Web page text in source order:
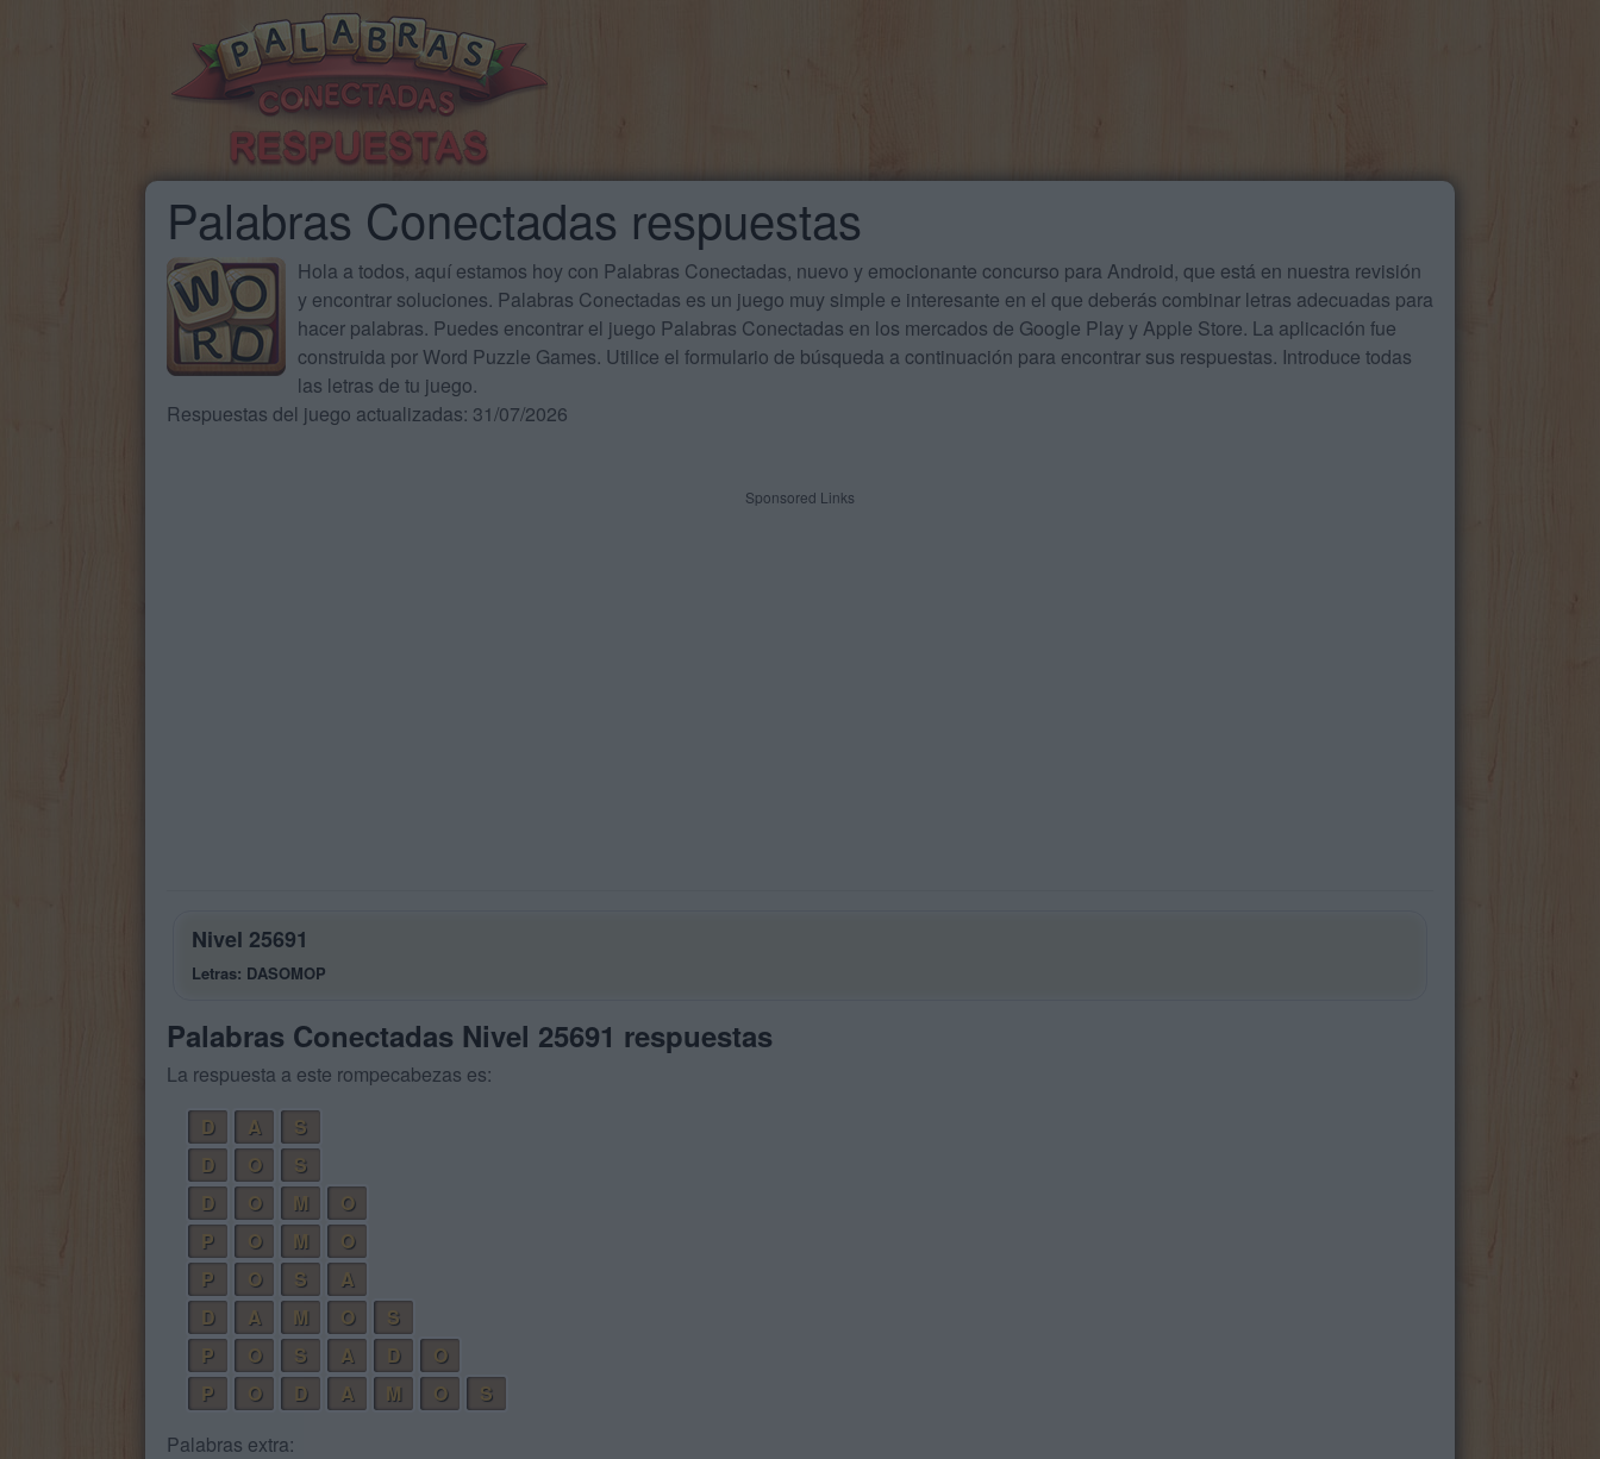
Palabras Conectadas respuestas
Hola a todos, aquí estamos hoy con Palabras Conectadas, nuevo y emocionante concurso para Android, que está en nuestra revisión
y encontrar soluciones. Palabras Conectadas es un juego muy simple e interesante en el que deberás combinar letras adecuadas para
hacer palabras. Puedes encontrar el juego Palabras Conectadas en los mercados de Google Play y Apple Store. La aplicación fue
construida por Word Puzzle Games. Utilice el formulario de búsqueda a continuación para encontrar sus respuestas. Introduce todas
las letras de tu juego.
Respuestas del juego actualizadas: 31/07/2026
Sponsored Links
Nivel 25691
Letras: DASOMOP
Palabras Conectadas Nivel 25691 respuestas
La respuesta a este rompecabezas es:
D
A
S
D
O
S
D
O M
O
P
O M
O
P
O S
A
D
A M O
S
P
O S A D
O
P
O D A M O
S
Palabras extra: